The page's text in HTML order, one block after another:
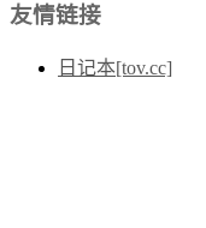
友情链接
日记本[tov.cc]